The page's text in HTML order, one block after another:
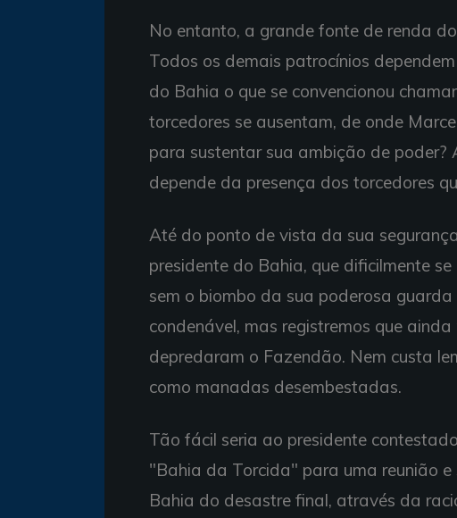
No entanto, a grande fonte de renda
Todos os demais patrocínios
do Bahia o que se convencionou
torcedores se ausentam, de onde
para sustentar sua ambição de poder?
depende da presença dos torcedores
Até do ponto de vista da sua
presidente do Bahia, que dificilmente
sem o biombo da sua poderosa
condenável, mas registremos que
depredaram o Fazendão. Nem custa
como manadas desembestadas.
Tão fácil seria ao presidente
"Bahia da Torcida" para uma reunião e
Bahia do desastre final, através da